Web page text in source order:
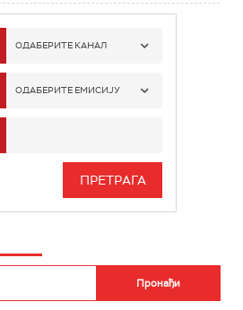
ОДАБЕРИТЕ КАНАЛ
РАДИО БЕОГРАД 1
РАДИО БЕОГРАД 3
РАДИО РОКЕНРОЛЕР
ОДАБЕРИТЕ ЕМИСИЈУ
ИНФО